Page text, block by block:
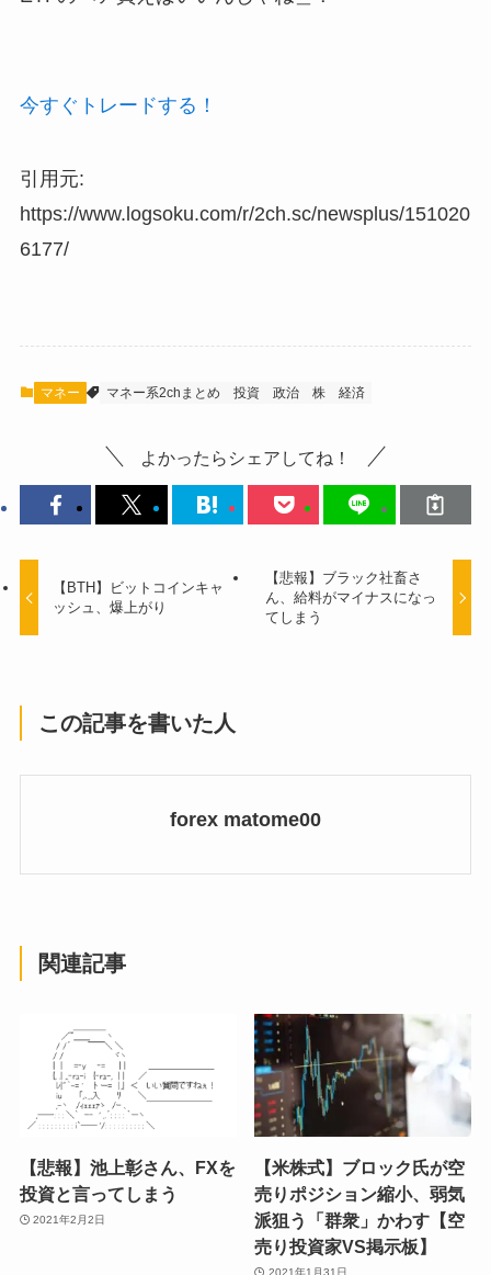
今すぐトレードする！
引用元:
https://www.logsoku.com/r/2ch.sc/newsplus/151020
6177/
マネー マネー系2chまとめ 投資 政治 株 経済
よかったらシェアしてね！
【BTH】ビットコインキャ
ッシュ、爆上がり
【悲報】ブラック社畜さ
ん、給料がマイナスになっ
てしまう
この記事を書いた人
forex matome00
関連記事
【悲報】池上彰さん、FXを
投資と言ってしまう
2021年2月2日
【米株式】ブロック氏が空
売りポジション縮小、弱気
派狙う「群衆」かわす【空
売り投資家VS掲示板】
2021年1月31日